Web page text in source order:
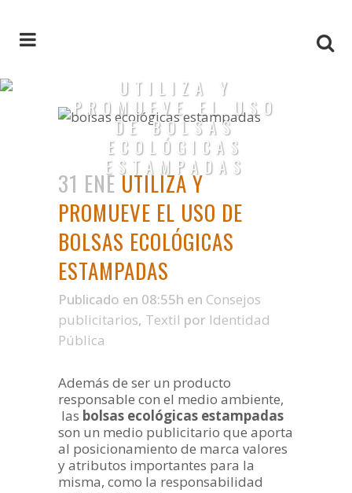
UTILIZA Y
PROMUEVE EL USO
DE BOLSAS
ECOLÓGICAS
ESTAMPADAS
31 ENEUTILIZA Y
PROMUEVE EL USO DE
BOLSAS ECOLÓGICAS
ESTAMPADAS
Publicado en 08:55h en Consejos
publicitarios, Textil por Identidad
Pública
Además de ser un producto
responsable con el medio ambiente,
las bolsas ecológicas estampadas
son un medio publicitario que aporta
al posicionamiento de marca valores
y atributos importantes para la
misma, como la responsabilidad